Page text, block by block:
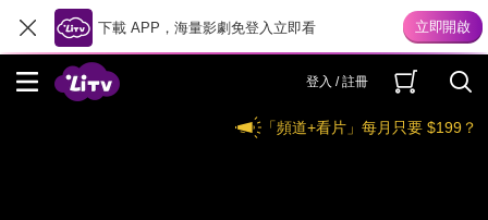
下載 APP，海量影劇免登入立即看
登入 / 註冊
「頻道+看片」每月只要 $199？